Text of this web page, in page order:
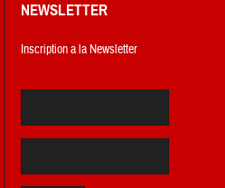
NEWSLETTER
Inscription a la Newsletter